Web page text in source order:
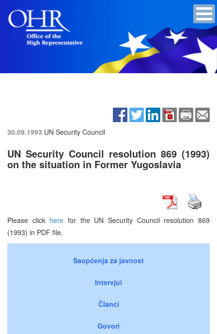
30.09.1993 UN Security Council
UN Security Council resolution 869 (1993)
on the situation in Former Yugoslavia
Please click here for the UN Security Council resolution 869
(1993) in PDF file.
Saopćenja za javnost
Intervjui
Članci
Govori